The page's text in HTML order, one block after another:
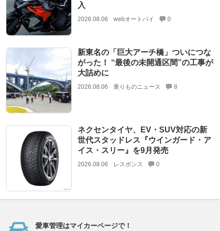
入
2026.08.06 webオートバイ 0
新東名の「巨大アーチ橋」ついにつな
がった！ “最後の未開通区間”の工事が
大詰めに
2026.08.06 乗りものニュース 8
ネクセンタイヤ、EV・SUV対応の新
世代スタッドレス『ウインガード・ア
イス・スリー』を9月発売
2026.08.06 レスポンス 0
愛車管理はマイカーページで！